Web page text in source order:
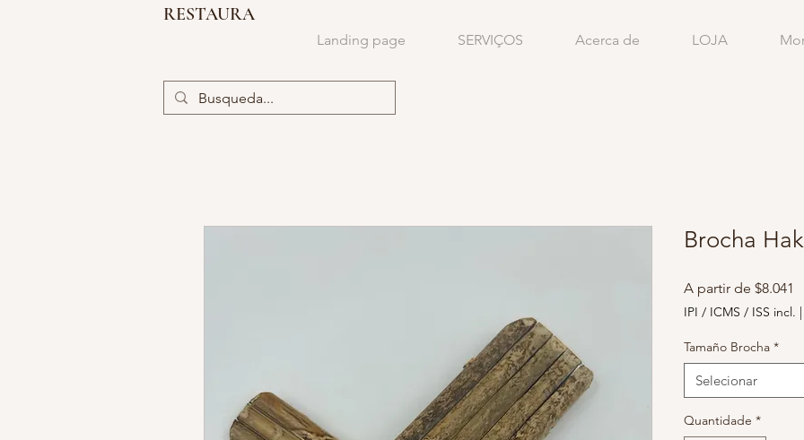
RESTAURA
Landing page SERVIÇOS Acerca de LOJA
Brocha
A partir de $8.041
IPI / ICMS / ISS incl. |
Tamaño Brocha *
Selecionar
Quantidade *